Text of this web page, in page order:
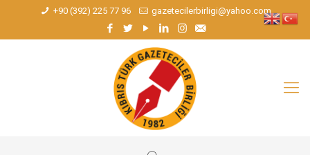
+90 (392) 225 77 96 gazetecilerbirligi@yahoo.com